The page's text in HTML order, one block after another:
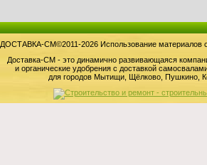
ДОСТАВКА-СМ©2011-2026 Использование материалов
Доставка-СМ - это динамично развивающаяся
и органические удобрения с доставкой
для городов Мытищи, Щёлково, Пушкино,